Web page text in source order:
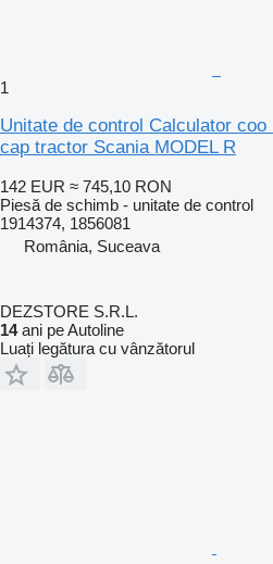
1
Unitate de control Calculator coo
cap tractor Scania MODEL R
142 EUR ≈ 745,10 RON
Piesă de schimb - unitate de control
1914374, 1856081
România, Suceava
DEZSTORE S.R.L.
14ani pe Autoline
Luați legătura cu vânzătorul